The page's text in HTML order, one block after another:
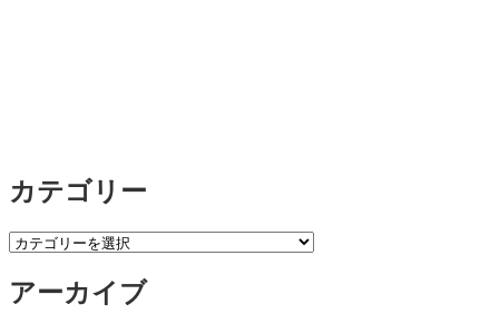
カテゴリー
カ
ゴ
アーカイブ